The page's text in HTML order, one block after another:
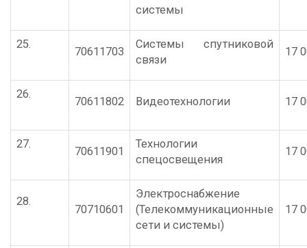
системы
25.
70611703
Системы спутниковой
связи
17
26.
70611802 Видеотехнологии 17
27.
70611901
Технологии
спецосвещения
17
28.
70710601
Электроснабжение
(Телекоммуникационные
сети и системы)
17